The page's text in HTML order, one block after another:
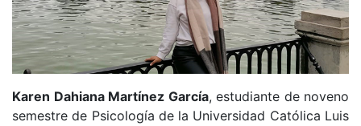
Karen Dahiana Martínez García, estudiante de noveno
semestre de Psicología de la Universidad Católica Luis